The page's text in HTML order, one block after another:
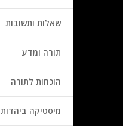
שאלות ותשובות
תורה ומדע
הוכחות לתורה
מיסטיקה ביהדות